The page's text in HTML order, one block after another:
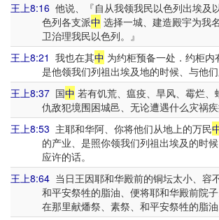
王上8:16 他说、『自从我领我民以色列出埃及
色列各支派中 选择一城、建造殿宇为我
卫治理我民以色列。』
王上8:21 我也在其中 为约柜预备一处．约柜
是他领我们列祖出埃及地的时候、与他们
王上8:37 国中 若有饥荒、瘟疫、旱风、霉烂、
仇敌犯境围困城邑、无论遭遇什么灾祸疾
王上8:53 主耶和华阿、你将他们从地上的万民
的产业、是照你领我们列祖出埃及的时
应许的话。
王上8:64 当日王因耶和华殿前的铜坛太小、容
和平安祭牲的脂油、便将耶和华殿前院
在那里献燔祭、素祭、和平安祭牲的脂油